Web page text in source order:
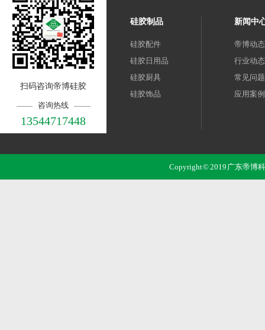
扫码咨询帝博硅胶
咨询热线
13544717448
硅胶制品
硅胶配件
硅胶日用品
硅胶厨具
硅胶饰品
新闻中
帝博动态
行业动态
常见问题
应用案例
Copyright © 2019 广东帝博